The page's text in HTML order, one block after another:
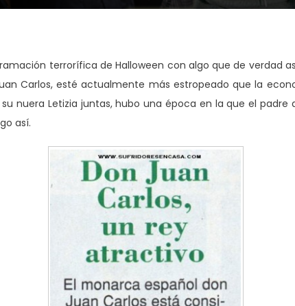
terrorífica de Halloween con algo que de verdad
Carlos, esté actualmente más estropeado que la
nuera Letizia juntas, hubo una época en la que el padre
así.